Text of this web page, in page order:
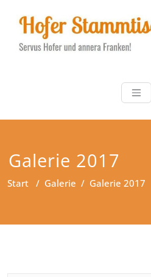
Inhalt
springen
Galerie 2017
Start / Galerie / Galerie 2017